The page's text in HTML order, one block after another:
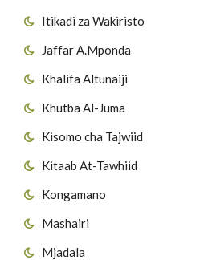
Itikadi za Wakiristo
Jaffar A.Mponda
Khalifa Altunaiji
Khutba Al-Juma
Kisomo cha Tajwiid
Kitaab At-Tawhiid
Kongamano
Mashairi
Mjadala